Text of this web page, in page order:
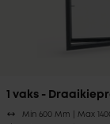
1 vaks -
Min 600 Mm |Max